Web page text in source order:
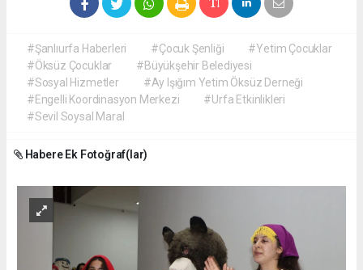
#Şanlıurfa Haberleri #Çocuk Şenliği
#Yetim Çocuklar
#Öksüz Çocuklar
#Büyükşehir Belediyesi
#Sosyal Hizmetler
#Ay Işığım Yetim Öksüz Derneği
#Engelli Koordinasyon Merkezi
#Urfa Etkinlikleri
#Sevil Soysal Maral
Habere Ek Fotoğraf(lar)